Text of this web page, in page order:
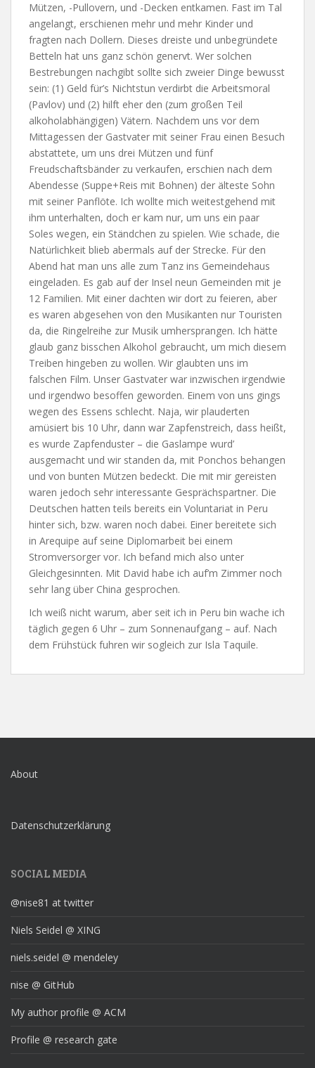
Mützen, -Pullovern, und -Decken entkamen. Fast im Tal
angelangt, erschienen mehr und mehr Kinder und
fragten nach Dollern. Dieses dreiste und unbegründete
Betteln hat uns ganz schön genervt. Wer solchen
Bestrebungen nachgibt sollte sich zweier Dinge bewusst
sein: (1) Geld für’s Nichtstun verdirbt die Arbeitsmoral
(Pavlov) und (2) hilft eher den (zum großen Teil
alkoholabhängigen) Vätern. Nachdem uns vor dem
Mittagessen der Gastvater mit seiner Frau einen Besuch
abstattete, um uns drei Mützen und fünf
Freudschaftsbänder zu verkaufen, erschien nach dem
Abendesse (Suppe+Reis mit Bohnen) der älteste Sohn
mit seiner Panflöte. Ich wollte mich weitestgehend mit
ihm unterhalten, doch er kam nur, um uns ein paar
Soles wegen, ein Ständchen zu spielen. Wie schade, die
Natürlichkeit blieb abermals auf der Strecke. Für den
Abend hat man uns alle zum Tanz ins Gemeindehaus
eingeladen. Es gab auf der Insel neun Gemeinden mit je
12 Familien. Mit einer dachten wir dort zu feieren, aber
es waren abgesehen von den Musikanten nur Touristen
da, die Ringelreihe zur Musik umhersprangen. Ich hätte
glaub ganz bisschen Alkohol gebraucht, um mich diesem
Treiben hingeben zu wollen. Wir glaubten uns im
falschen Film. Unser Gastvater war inzwischen irgendwie
und irgendwo besoffen geworden. Einem von uns gings
wegen des Essens schlecht. Naja, wir plauderten
amüsiert bis 10 Uhr, dann war Zapfenstreich, dass heißt,
es wurde Zapfenduster – die Gaslampe wurd’
ausgemacht und wir standen da, mit Ponchos behangen
und von bunten Mützen bedeckt. Die mit mir gereisten
waren jedoch sehr interessante Gesprächspartner. Die
Deutschen hatten teils bereits ein Voluntariat in Peru
hinter sich, bzw. waren noch dabei. Einer bereitete sich
in Arequipe auf seine Diplomarbeit bei einem
Stromversorger vor. Ich befand mich also unter
Gleichgesinnten. Mit David habe ich auf’m Zimmer noch
sehr lang über China gesprochen.
Ich weiß nicht warum, aber seit ich in Peru bin wache ich
täglich gegen 6 Uhr – zum Sonnenaufgang – auf. Nach
dem Frühstück fuhren wir sogleich zur Isla Taquile.
About
Datenschutzerklärung
SOCIAL MEDIA
@nise81 at twitter
Niels Seidel @ XING
niels.seidel @ mendeley
nise @ GitHub
My author profile @ ACM
Profile @ research gate